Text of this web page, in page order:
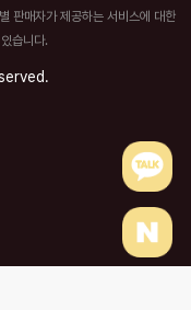
판매자가 제공하는 서비스에 대한
습니다.